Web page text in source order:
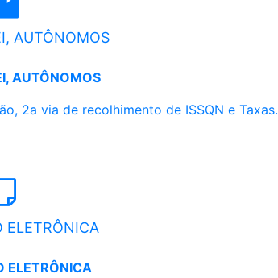
AUTÔNOMOS
AUTÔNOMOS
2a via de recolhimento de ISSQN e Taxas.
ELETRÔNICA
ELETRÔNICA